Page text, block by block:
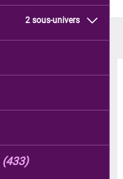
2 sous-univers
(433)